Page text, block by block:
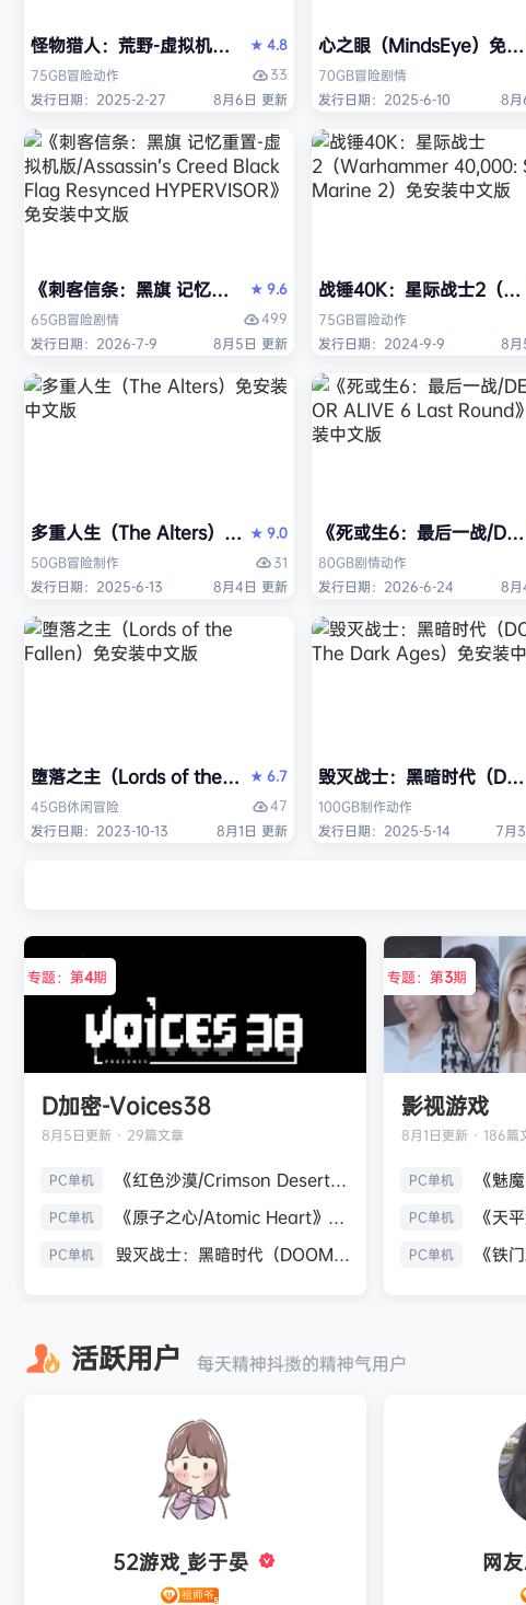
怪物猎人：荒野-虚拟机版（Monster Hunter Wilds
★ 4.8
75GB冒险动作
33
发行日期：2025-2-27
8月6日 更新
心之眼（MindsEye）免安
70GB冒险剧情
发行日期：2025-6-10
8月
《刺客信条：黑旗 记忆重置-虚拟机版/Assassin’s Creed
★ 9.6
65GB冒险剧情
499
发行日期：2026-7-9
8月5日 更新
战锤40K：星际战士2（
75GB冒险动作
发行日期：2024-9-9
8月
多重人生（The Alters）免安装中文版
★ 9.0
50GB冒险制作
31
发行日期：2025-6-13
8月4日 更新
《死或生6：最后一战/
80GB剧情动作
发行日期：2026-6-24
8月
堕落之主（Lords of the Fallen）免安装中文版
★ 6.7
45GB休闲冒险
47
发行日期：2023-10-13
8月1日 更新
毁灭战士：黑暗时代（
100GB制作动作
发行日期：2025-5-14
7月
专题：第4期
D加密-Voices38
8月5日更新 · 29篇文章
PC单机 《红色沙漠/Crimson Desert》免安装中文版
PC单机 《原子之心/Atomic Heart》免安装中文版
PC单机 毁灭战士：黑暗时代（DOOM: The Dark Ages）免安装中文版
专题：第3期
影视游戏
8月1日更新 · 186篇
PC单机
PC单机
PC单机
活跃用户 每天精神抖擞的精神气用户
52游戏_彭于晏 网